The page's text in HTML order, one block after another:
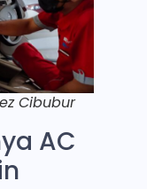
Cibubur
AC